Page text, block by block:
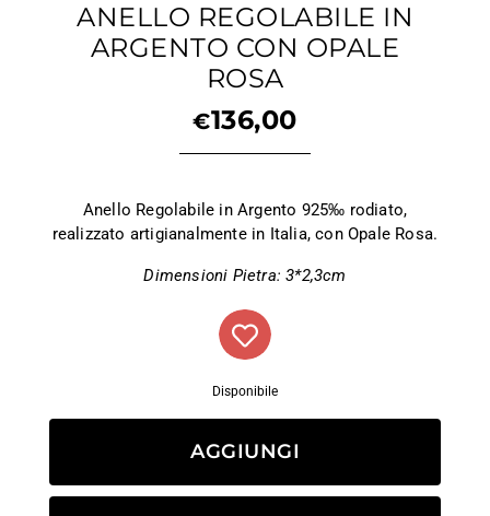
ANELLO REGOLABILE IN
ARGENTO CON OPALE
ROSA
€136,00
Anello Regolabile in Argento 925‰ rodiato,
realizzato artigianalmente in Italia, con Opale Rosa.
Dimensioni Pietra: 3*2,3cm
Disponibile
AGGIUNGI